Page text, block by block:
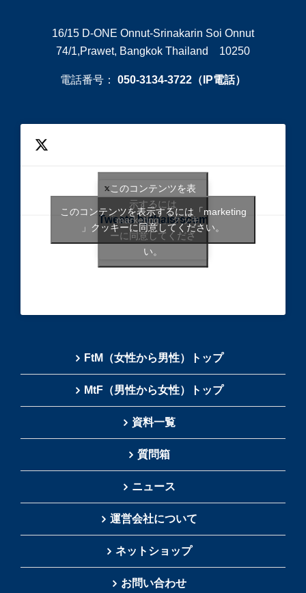
16/15 D-ONE Onnut-Srinakarin Soi Onnut
74/1,Prawet, Bangkok Thailand 10250
電話番号： 050-3134-3722（IP電話）
Tweets bythaisrscom
このコンテンツを表
示するには
「marketing 」クッキ
ーに同意してくださ
い。
このコンテンツを表示するには「marketing
」クッキーに同意してください。
FtM（女性から男性）トップ
MtF（男性から女性）トップ
資料一覧
質問箱
ニュース
運営会社について
ネットショップ
お問い合わせ